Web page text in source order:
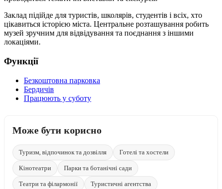
Заклад підійде для туристів, школярів, студентів і всіх, хто
цікавиться історією міста. Центральне розташування робить
музей зручним для відвідування та поєднання з іншими
локаціями.
Функції
Безкоштовна парковка
Бердичів
Працюють у суботу
Може бути корисно
Туризм, відпочинок та дозвілля Готелі та хостели
Кінотеатри Парки та ботанічні сади
Театри та філармонії Туристичні агентства